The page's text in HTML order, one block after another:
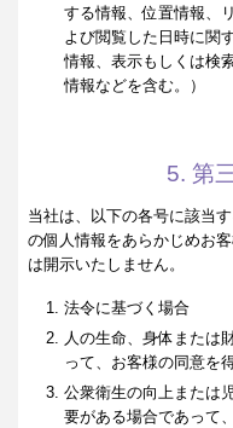
する情報、位置情報、
よび閲覧した日時に関
情報、表示もしくは検
情報などを含む。）
5. 第
当社は、以下の各号に該当
の個人情報をあらかじめお
は開示いたしません。
法令に基づく場合
人の生命、身体または
って、お客様の同意を
公衆衛生の向上または
要がある場合であって